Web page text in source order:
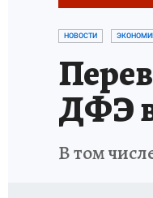
НОВОСТИ
ДФЭ
В том